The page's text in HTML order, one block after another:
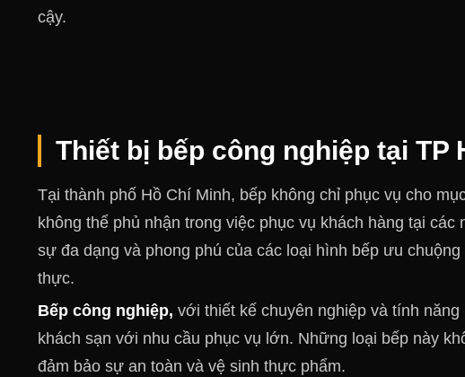
cậy.
Thiết bị bếp công nghiệp tại TP
Tại thành phố Hồ Chí Minh, bếp không chỉ phục vụ cho
không thể phủ nhận trong việc phục vụ khách hàng tại
sự đa dạng và phong phú của các loại hình bếp ưu
thực.
Bếp công nghiệp, với thiết kế chuyên nghiệp và tính
khách sạn với nhu cầu phục vụ lớn. Những loại bếp này
đảm bảo sự an toàn và vệ sinh thực phẩm.